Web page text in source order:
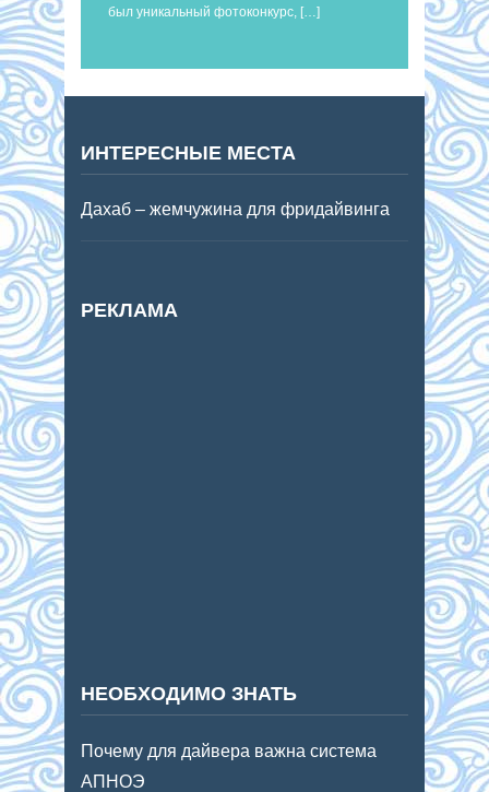
был уникальный фотоконкурс, […]
ИНТЕРЕСНЫЕ МЕСТА
Дахаб – жемчужина для фридайвинга
РЕКЛАМА
НЕОБХОДИМО ЗНАТЬ
Почему для дайвера важна система
АПНОЭ